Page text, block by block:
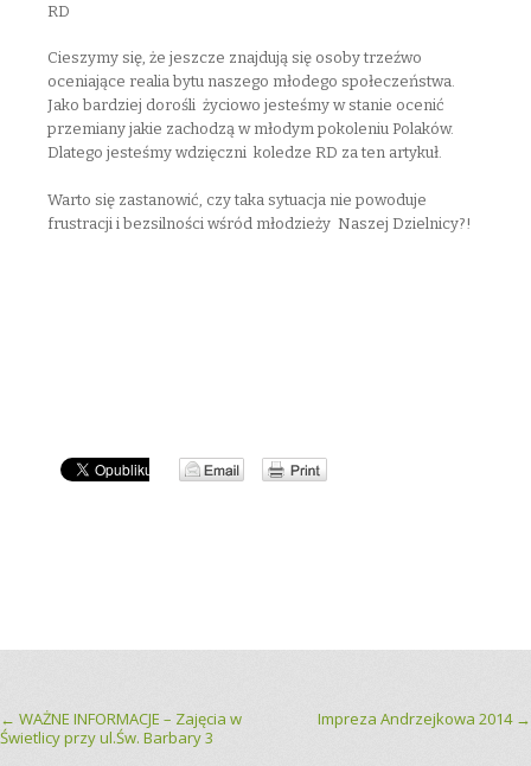
RD
Cieszymy się, że jeszcze znajdują się osoby trzeźwo
oceniające realia bytu naszego młodego społeczeństwa.
Jako bardziej dorośli życiowo jesteśmy w stanie ocenić
przemiany jakie zachodzą w młodym pokoleniu Polaków.
Dlatego jesteśmy wdzięczni koledze RD za ten artykuł.
Warto się zastanowić, czy taka sytuacja nie powoduje
frustracji i bezsilności wśród młodzieży Naszej Dzielnicy?!
Post navigation
← WAŻNE INFORMACJE – Zajęcia w
Świetlicy przy ul.Św. Barbary 3
Impreza Andrzejkowa 2014 →